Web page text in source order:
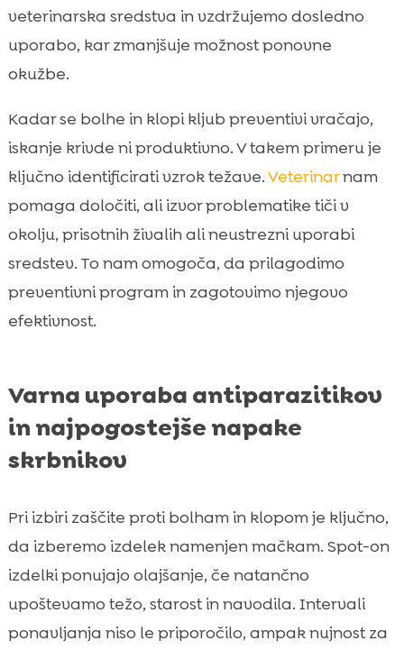
veterinarska sredstva in vzdržujemo dosledno
uporabo, kar zmanjšuje možnost ponovne
okužbe.
Kadar se bolhe in klopi kljub preventivi vračajo,
iskanje krivde ni produktivno. V takem primeru je
ključno identificirati vzrok težave.Veterinarnam
pomaga določiti, ali izvor problematike tiči v
okolju, prisotnih živalih ali neustrezni uporabi
sredstev. To nam omogoča, da prilagodimo
preventivni program in zagotovimo njegovo
efektivnost.
Varna uporaba antiparazitikov
in najpogostejše napake
skrbnikov
Pri izbiri zaščite proti bolham in klopom je ključno,
da izberemo izdelek namenjen mačkam. Spot-on
izdelki ponujajo olajšanje, če natančno
upoštevamo težo, starost in navodila. Intervali
ponavljanja niso le priporočilo, ampak nujnost za